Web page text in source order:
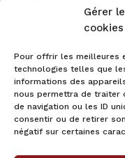
Gérer
cookies
Pour offrir les meilleures
technologies telles que
informations des
nous permettra de traiter
de navigation ou les ID
consentir ou de retirer
négatif sur certaines
DERNIERS
Batibouw : nous y
L’ardoise retourne